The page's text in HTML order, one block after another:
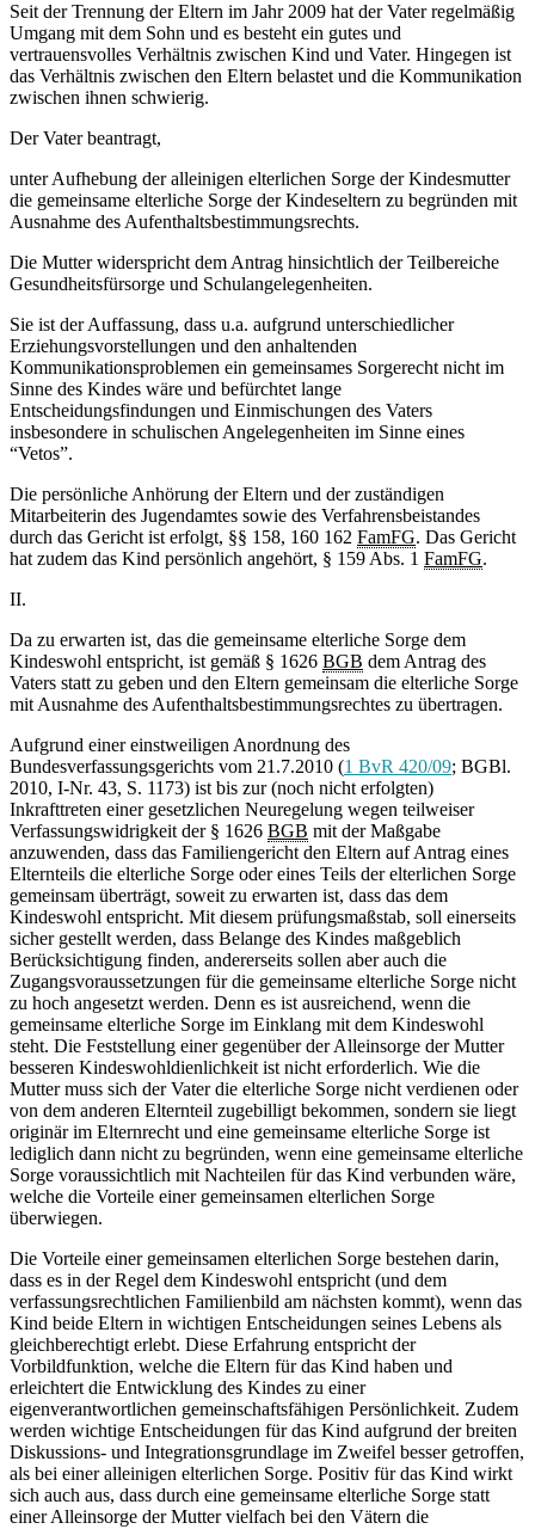
Seit der Trennung der Eltern im Jahr 2009 hat der Vater regelmäßig
Umgang mit dem Sohn und es besteht ein gutes und
vertrauensvolles Verhältnis zwischen Kind und Vater. Hingegen ist
das Verhältnis zwischen den Eltern belastet und die Kommunikation
zwischen ihnen schwierig.
Der Vater beantragt,
unter Aufhebung der alleinigen elterlichen Sorge der Kindesmutter
die gemeinsame elterliche Sorge der Kindeseltern zu begründen mit
Ausnahme des Aufenthaltsbestimmungsrechts.
Die Mutter widerspricht dem Antrag hinsichtlich der Teilbereiche
Gesundheitsfürsorge und Schulangelegenheiten.
Sie ist der Auffassung, dass u.a. aufgrund unterschiedlicher
Erziehungsvorstellungen und den anhaltenden
Kommunikationsproblemen ein gemeinsames Sorgerecht nicht im
Sinne des Kindes wäre und befürchtet lange
Entscheidungsfindungen und Einmischungen des Vaters
insbesondere in schulischen Angelegenheiten im Sinne eines
“Vetos”.
Die persönliche Anhörung der Eltern und der zuständigen
Mitarbeiterin des Jugendamtes sowie des Verfahrensbeistandes
durch das Gericht ist erfolgt, §§ 158, 160 162 FamFG. Das Gericht
hat zudem das Kind persönlich angehört, § 159 Abs. 1 FamFG.
II.
Da zu erwarten ist, das die gemeinsame elterliche Sorge dem
Kindeswohl entspricht, ist gemäß § 1626 BGB dem Antrag des
Vaters statt zu geben und den Eltern gemeinsam die elterliche Sorge
mit Ausnahme des Aufenthaltsbestimmungsrechtes zu übertragen.
Aufgrund einer einstweiligen Anordnung des
Bundesverfassungsgerichts vom 21.7.2010 (1 BvR 420/09; BGBl.
2010, I-Nr. 43, S. 1173) ist bis zur (noch nicht erfolgten)
Inkrafttreten einer gesetzlichen Neuregelung wegen teilweiser
Verfassungswidrigkeit der § 1626 BGB mit der Maßgabe
anzuwenden, dass das Familiengericht den Eltern auf Antrag eines
Elternteils die elterliche Sorge oder eines Teils der elterlichen Sorge
gemeinsam überträgt, soweit zu erwarten ist, dass das dem
Kindeswohl entspricht. Mit diesem prüfungsmaßstab, soll einerseits
sicher gestellt werden, dass Belange des Kindes maßgeblich
Berücksichtigung finden, andererseits sollen aber auch die
Zugangsvoraussetzungen für die gemeinsame elterliche Sorge nicht
zu hoch angesetzt werden. Denn es ist ausreichend, wenn die
gemeinsame elterliche Sorge im Einklang mit dem Kindeswohl
steht. Die Feststellung einer gegenüber der Alleinsorge der Mutter
besseren Kindeswohldienlichkeit ist nicht erforderlich. Wie die
Mutter muss sich der Vater die elterliche Sorge nicht verdienen oder
von dem anderen Elternteil zugebilligt bekommen, sondern sie liegt
originär im Elternrecht und eine gemeinsame elterliche Sorge ist
lediglich dann nicht zu begründen, wenn eine gemeinsame elterliche
Sorge voraussichtlich mit Nachteilen für das Kind verbunden wäre,
welche die Vorteile einer gemeinsamen elterlichen Sorge
überwiegen.
Die Vorteile einer gemeinsamen elterlichen Sorge bestehen darin,
dass es in der Regel dem Kindeswohl entspricht (und dem
verfassungsrechtlichen Familienbild am nächsten kommt), wenn das
Kind beide Eltern in wichtigen Entscheidungen seines Lebens als
gleichberechtigt erlebt. Diese Erfahrung entspricht der
Vorbildfunktion, welche die Eltern für das Kind haben und
erleichtert die Entwicklung des Kindes zu einer
eigenverantwortlichen gemeinschaftsfähigen Persönlichkeit. Zudem
werden wichtige Entscheidungen für das Kind aufgrund der breiten
Diskussions- und Integrationsgrundlage im Zweifel besser getroffen,
als bei einer alleinigen elterlichen Sorge. Positiv für das Kind wirkt
sich auch aus, dass durch eine gemeinsame elterliche Sorge statt
einer Alleinsorge der Mutter vielfach bei den Vätern die